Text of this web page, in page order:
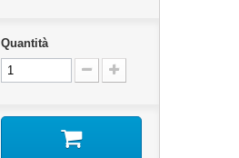
Quantità